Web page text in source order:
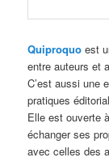
Quiproquo est
entre auteurs et
C’est aussi une
pratiques
Elle est ouverte
échanger ses
avec celles des